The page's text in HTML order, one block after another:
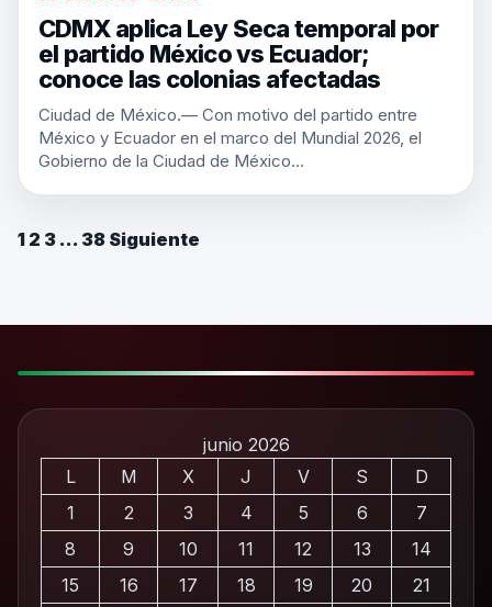
CDMX aplica Ley Seca temporal por
el partido México vs Ecuador;
conoce las colonias afectadas
Ciudad de México.— Con motivo del partido entre
México y Ecuador en el marco del Mundial 2026, el
Gobierno de la Ciudad de México…
1 2 3 … 38 Siguiente
junio 2026
L
M X J V S
D
1
2 3 4 5 6
7
8
9 10 11 12 13
14
15
16 17 18 19 20
21